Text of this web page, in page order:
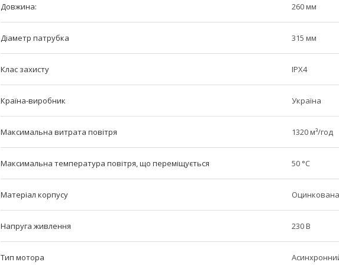
Довжина: 260 мм
Діаметр патрубка 315 мм
Клас захисту IPX4
Країна-виробник Україна
Максимальна витрата повітря 1320 м³/год
Максимальна температура повітря, що переміщується 50 °C
Матеріал корпусу
Напруга живлення 230 В
Тип мотора